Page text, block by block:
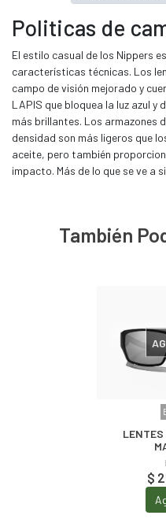
Politicas de
El estilo casual de los Nippers
características técnicas. Los
campo de visión mejorado y
LAPIS que bloquea la luz azul y
más brillantes. Los armazones
densidad son más ligeros que
aceite, pero también
impacto. Más de lo que se ve a
También
LENTES
$